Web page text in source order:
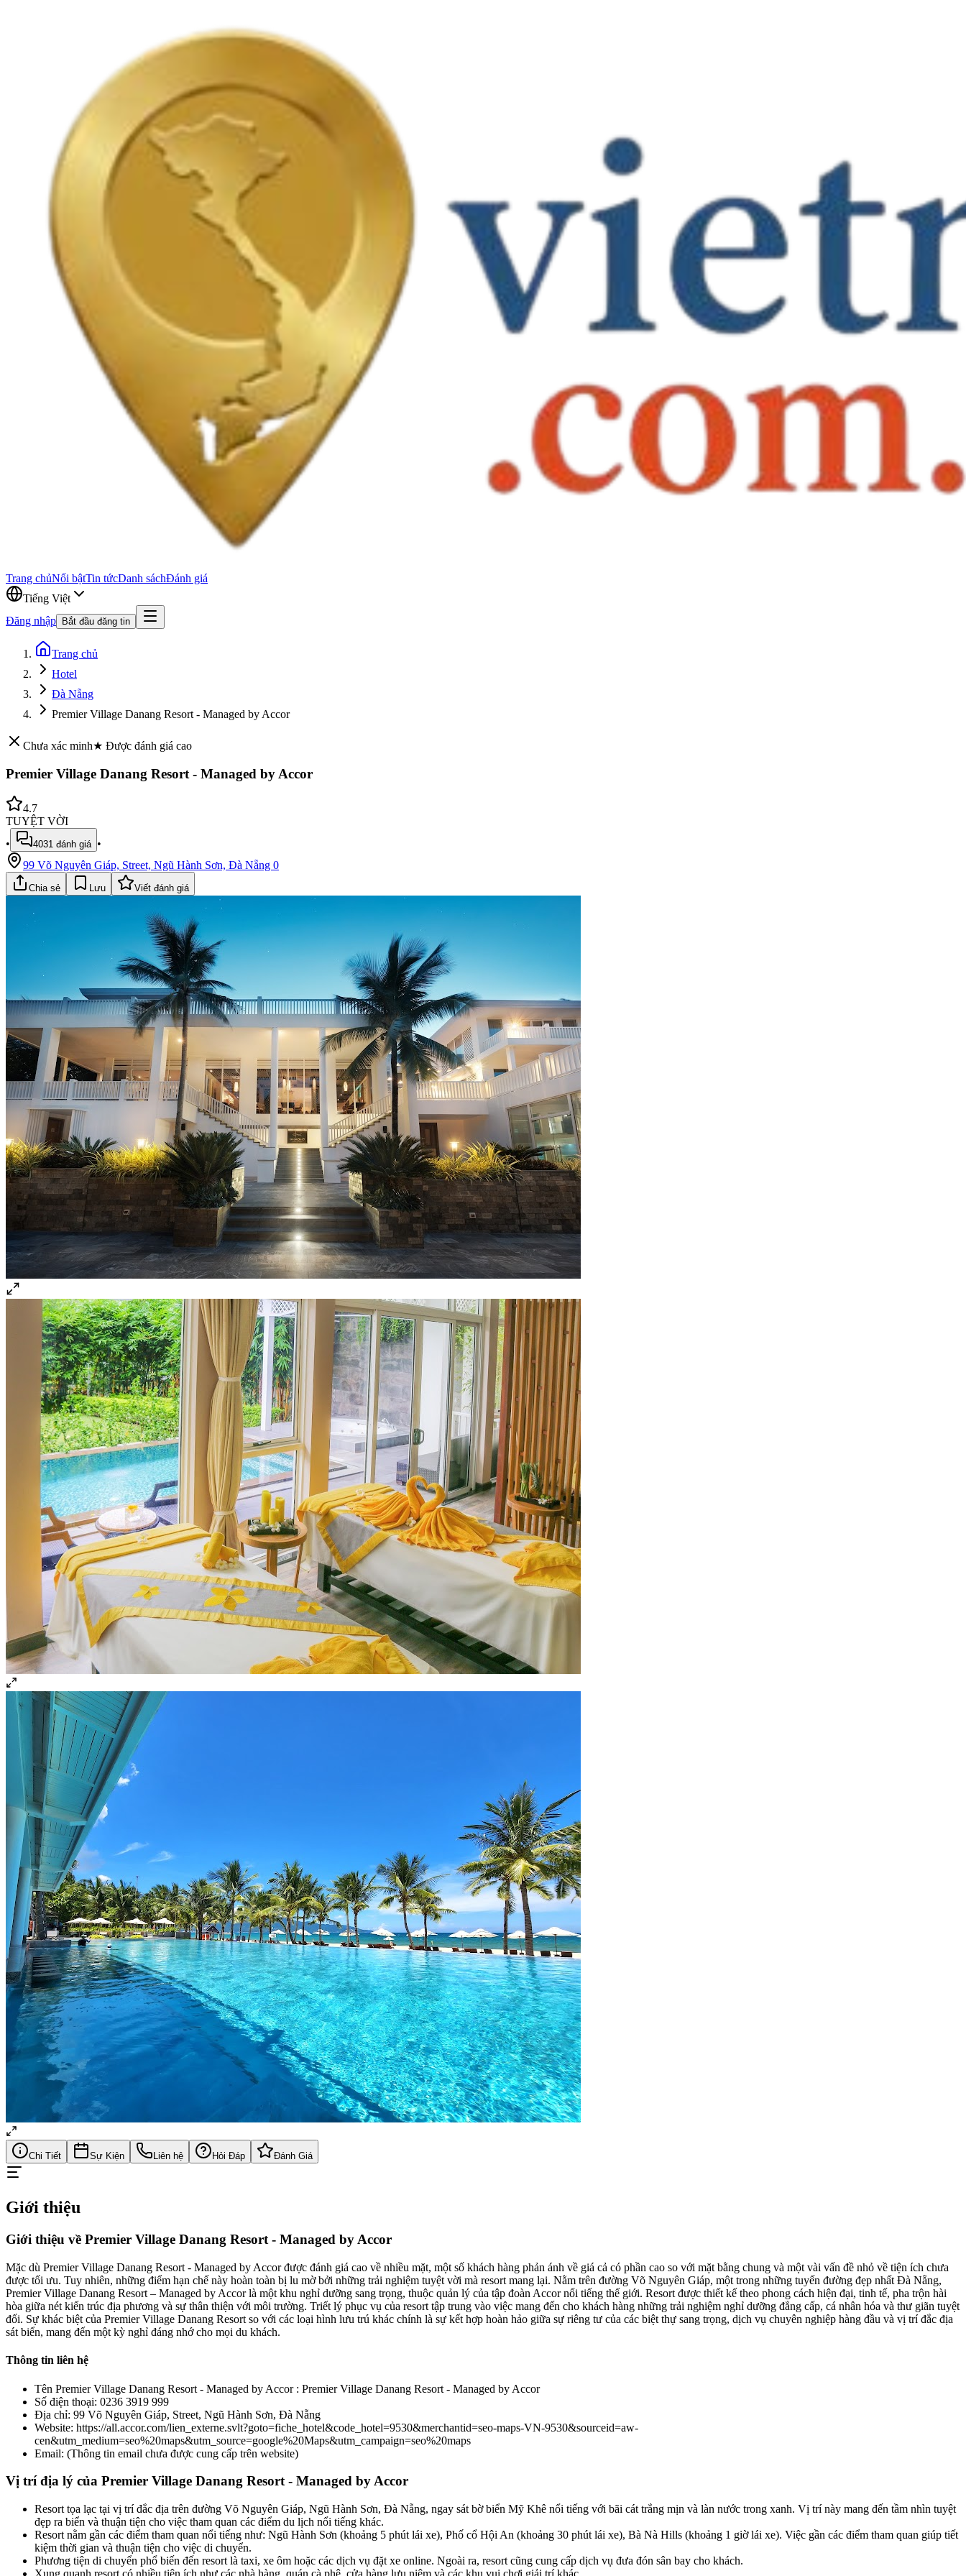
Trang chủNổi bậtTin tứcDanh sáchĐánh giá
Tiếng Việt
Đăng nhập
Bắt đầu đăng tin
Trang chủ
Hotel
Đà Nẵng
Premier Village Danang Resort - Managed by Accor
Chưa xác minh★ Được đánh giá cao
Premier Village Danang Resort - Managed by Accor
4.7
TUYỆT VỜI
•
4031 đánh giá •
99 Võ Nguyên Giáp, Street, Ngũ Hành Sơn, Đà Nẵng 0
Chia sẻ Lưu Viết đánh giá
Chi Tiết Sự Kiện Liên hệ Hỏi Đáp Đánh Giá
Giới thiệu
Giới thiệu về Premier Village Danang Resort - Managed by Accor
Mặc dù Premier Village Danang Resort - Managed by Accor được đánh giá cao về nhiều mặt, một số khách hàng phản ánh về giá cả có phần cao so với mặt bằng chung và một vài vấn đề nhỏ về tiện ích chưa
được tối ưu. Tuy nhiên, những điểm hạn chế này hoàn toàn bị lu mờ bởi những trải nghiệm tuyệt vời mà resort mang lại. Nằm trên đường Võ Nguyên Giáp, một trong những tuyến đường đẹp nhất Đà Nẵng,
Premier Village Danang Resort – Managed by Accor là một khu nghỉ dưỡng sang trọng, thuộc quản lý của tập đoàn Accor nổi tiếng thế giới. Resort được thiết kế theo phong cách hiện đại, tinh tế, pha trộn hài
hòa giữa nét kiến trúc địa phương và sự thân thiện với môi trường. Triết lý phục vụ của resort tập trung vào việc mang đến cho khách hàng những trải nghiệm nghỉ dưỡng đẳng cấp, cá nhân hóa và thư giãn tuyệt
đối. Sự khác biệt của Premier Village Danang Resort so với các loại hình lưu trú khác chính là sự kết hợp hoàn hảo giữa sự riêng tư của các biệt thự sang trọng, dịch vụ chuyên nghiệp hàng đầu và vị trí đắc địa
sát biển, mang đến một kỳ nghỉ đáng nhớ cho mọi du khách.
Thông tin liên hệ
Tên Premier Village Danang Resort - Managed by Accor : Premier Village Danang Resort - Managed by Accor
Số điện thoại: 0236 3919 999
Địa chỉ: 99 Võ Nguyên Giáp, Street, Ngũ Hành Sơn, Đà Nẵng
Website: https://all.accor.com/lien_externe.svlt?goto=fiche_hotel&code_hotel=9530&merchantid=seo-maps-VN-9530&sourceid=aw-
cen&utm_medium=seo%20maps&utm_source=google%20Maps&utm_campaign=seo%20maps
Email: (Thông tin email chưa được cung cấp trên website)
Vị trí địa lý của Premier Village Danang Resort - Managed by Accor
Resort tọa lạc tại vị trí đắc địa trên đường Võ Nguyên Giáp, Ngũ Hành Sơn, Đà Nẵng, ngay sát bờ biển Mỹ Khê nổi tiếng với bãi cát trắng mịn và làn nước trong xanh. Vị trí này mang đến tầm nhìn tuyệt
đẹp ra biển và thuận tiện cho việc tham quan các điểm du lịch nổi tiếng khác.
Resort nằm gần các điểm tham quan nổi tiếng như: Ngũ Hành Sơn (khoảng 5 phút lái xe), Phố cổ Hội An (khoảng 30 phút lái xe), Bà Nà Hills (khoảng 1 giờ lái xe). Việc gần các điểm tham quan giúp tiết
kiệm thời gian và thuận tiện cho việc di chuyển.
Phương tiện di chuyển phổ biến đến resort là taxi, xe ôm hoặc các dịch vụ đặt xe online. Ngoài ra, resort cũng cung cấp dịch vụ đưa đón sân bay cho khách.
Xung quanh resort có nhiều tiện ích như các nhà hàng, quán cà phê, cửa hàng lưu niệm và các khu vui chơi giải trí khác.